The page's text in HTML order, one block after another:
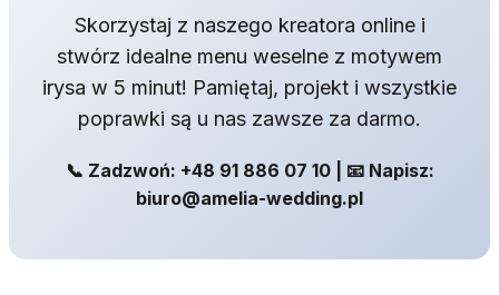
Skorzystaj z naszego kreatora online i
stwórz idealne menu weselne z motywem
irysa w 5 minut! Pamiętaj, projekt i wszystkie
poprawki są u nas zawsze za darmo.
📞 Zadzwoń: +48 91 886 07 10 | 📧 Napisz:
biuro@amelia-wedding.pl